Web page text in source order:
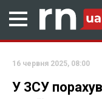
16 червня 2025, 08:00
У ЗСУ